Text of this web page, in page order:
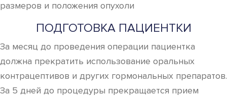
ПОДГОТОВКА ПАЦИЕНТКИ
За месяц до проведения операции пациентка
должна прекратить использование оральных
контрацептивов и других гормональных препаратов.
За 5 дней до процедуры прекращается прием